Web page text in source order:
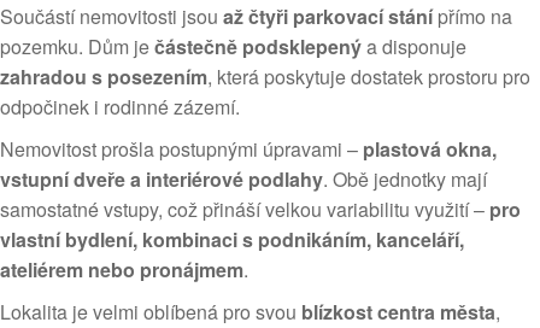
Součástí nemovitosti jsou až čtyři parkovací stánípřímo na
pozemku. Dům ječástečně podsklepenýa disponuje
zahradou s posezením, která poskytuje dostatek prostoru pro
odpočinek i rodinné zázemí.
Nemovitost prošla postupnými úpravami – plastová okna,
vstupní dveře a interiérové podlahy. Obě jednotky mají
samostatné vstupy, což přináší velkou variabilitu využití – pro
vlastní bydlení, kombinaci s podnikáním, kanceláří,
ateliérem nebo pronájmem.
Lokalita je velmi oblíbená pro svou blízkost centra města,